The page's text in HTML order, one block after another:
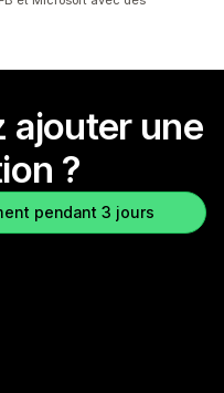
ajouter une
?
pendant 3 jours